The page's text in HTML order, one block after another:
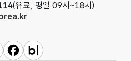
(유료, 평일 09시~18시)
군카카오채널
영덕군페이스북
영덕군블로그